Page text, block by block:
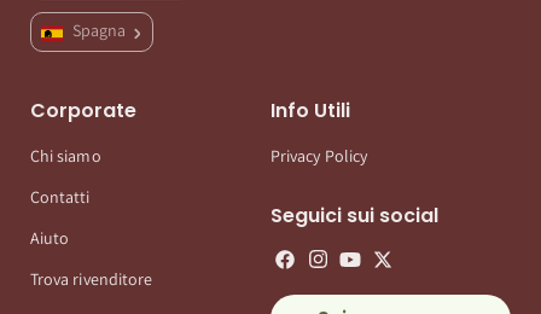
Spagna
Corporate
Chi siamo
Contatti
Aiuto
Trova rivenditore
Info Utili
Privacy Policy
Seguici sui social